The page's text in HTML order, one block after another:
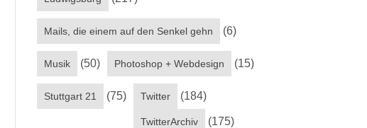
Mails, die einem auf den Senkel gehn (6)
Musik (50) Photoshop + Webdesign (15)
Stuttgart 21 (75) Twitter (184)
TwitterArchiv (175)